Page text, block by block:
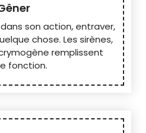
son action, entraver,
chose. Les sirènes,
remplissent
fonction.